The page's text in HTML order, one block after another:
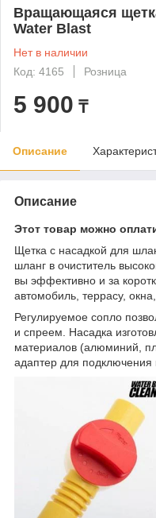
Вращающаяся
Water Blast
Нет в наличии
Код: 4165
Розница
5 900 ₸
Описание
Описание
Этот товар можно
Щетка с насадкой для
шланг в очиститель
вы эффективно и за
автомобиль, террасу,
Регулируемое сопло
и спреем. Насадка
материалов (алюминий,
адаптер для